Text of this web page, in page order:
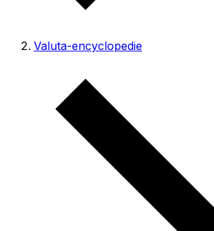
Valuta-encyclopedie